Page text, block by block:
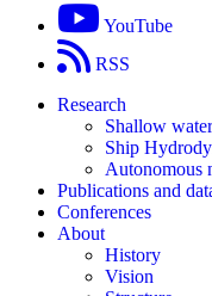
YouTube
RSS
Research
Shallow water
Ship
Autonomous
Publications and
Conferences
About
History
Vision